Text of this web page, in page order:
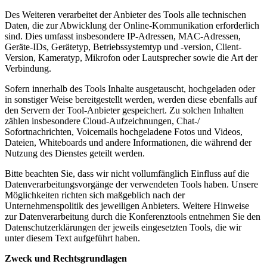
Des Weiteren verarbeitet der Anbieter des Tools alle technischen
Daten, die zur Abwicklung der Online-Kommunikation erforderlich
sind. Dies umfasst insbesondere IP-Adressen, MAC-Adressen,
Geräte-IDs, Gerätetyp, Betriebssystemtyp und -version, Client-
Version, Kameratyp, Mikrofon oder Lautsprecher sowie die Art der
Verbindung.
Sofern innerhalb des Tools Inhalte ausgetauscht, hochgeladen oder
in sonstiger Weise bereitgestellt werden, werden diese ebenfalls auf
den Servern der Tool-Anbieter gespeichert. Zu solchen Inhalten
zählen insbesondere Cloud-Aufzeichnungen, Chat-/
Sofortnachrichten, Voicemails hochgeladene Fotos und Videos,
Dateien, Whiteboards und andere Informationen, die während der
Nutzung des Dienstes geteilt werden.
Bitte beachten Sie, dass wir nicht vollumfänglich Einfluss auf die
Datenverarbeitungsvorgänge der verwendeten Tools haben. Unsere
Möglichkeiten richten sich maßgeblich nach der
Unternehmenspolitik des jeweiligen Anbieters. Weitere Hinweise
zur Datenverarbeitung durch die Konferenztools entnehmen Sie den
Datenschutzerklärungen der jeweils eingesetzten Tools, die wir
unter diesem Text aufgeführt haben.
Zweck und Rechtsgrundlagen